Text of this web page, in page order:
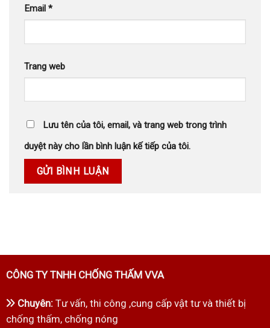
Email *
Trang web
Lưu tên của tôi, email, và trang web trong trình
duyệt này cho lần bình luận kế tiếp của tôi.
CÔNG TY TNHH CHỐNG THẤM VVA
Chuyên:Tư vấn, thi công ,cung cấp vật tư và thiết bị
chống thấm, chống nóng